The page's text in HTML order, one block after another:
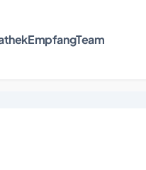
EmpfangTeam